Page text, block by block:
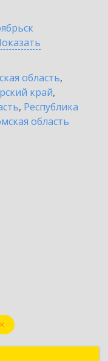
область,
край,
, Республика
область